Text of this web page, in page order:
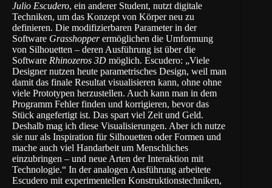
Julio Escudero, ein anderer Student, nutzt digitale
Techniken, um das Konzept von Körper neu zu
definieren. Die modifizierbaren Parameter in der
Software Grasshopperermöglichen die Umformung
von Silhouetten – deren Ausführung ist über die
Software Rhinozeros 3D möglich. Escudero: „Viele
Designer nutzen heute parametrisches Design, weil man
damit das finale Resultat visualisieren kann, ohne ohne
viele Prototypen herzustellen. Auch kann man in dem
Programm Fehler finden und korrigieren, bevor das
Stück angefertigt ist. Das spart viel Zeit und Geld.
Deshalb mag ich diese Visualisierungen. Aber ich nutze
sie nur als Inspiration für Silhouetten oder Formen und
mache auch viel Handarbeit um Menschliches
einzubringen – und neue Arten der Interaktion mit
Technologie.“ In der analogen Ausführung arbeitete
Escudero mit experimentellen Konstruktionstechniken,